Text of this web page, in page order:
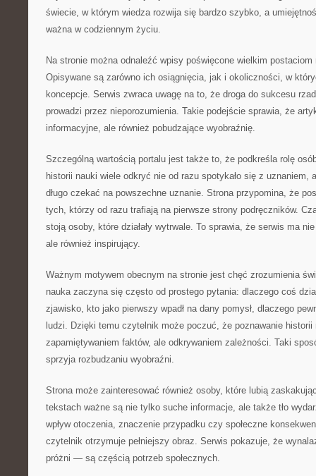
świecie, w którym wiedza rozwija się bardzo szybko, a
ważna w codziennym życiu.
Na stronie można odnaleźć wpisy poświęcone wielkim
Opisywane są zarówno ich osiągnięcia, jak i okoliczności, w
koncepcje. Serwis zwraca uwagę na to, że droga do sukcesu
prowadzi przez nieporozumienia. Takie podejście sprawia, że
informacyjne, ale również pobudzające wyobraźnię.
Szczególną wartością portalu jest także to, że podkreśla rolę
historii nauki wiele odkryć nie od razu spotykało się z uznaniem,
długo czekać na powszechne uznanie. Strona przypomina, że
tych, którzy od razu trafiają na pierwsze strony podręczników.
stoją osoby, które działały wytrwale. To sprawia, że serwis ma
ale również inspirujący.
Ważnym motywem obecnym na stronie jest chęć zrozumienia
nauka zaczyna się często od prostego pytania: dlaczego coś
zjawisko, kto jako pierwszy wpadł na dany pomysł, dlaczego
ludzi. Dzięki temu czytelnik może poczuć, że poznawanie
zapamiętywaniem faktów, ale odkrywaniem zależności. Taki
sprzyja rozbudzaniu wyobraźni.
Strona może zainteresować również osoby, które lubią
tekstach ważne są nie tylko suche informacje, ale także tło
wpływ otoczenia, znaczenie przypadku czy społeczne
czytelnik otrzymuje pełniejszy obraz. Serwis pokazuje, że
próżni — są częścią potrzeb społecznych.